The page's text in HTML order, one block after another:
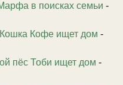
в поисках семьи -
Кофе ищет дом -
пёс Тоби ищет дом -